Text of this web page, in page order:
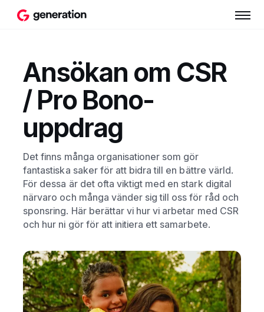
Ansökan om CSR
/ Pro Bono-
uppdrag
Det finns många organisationer som gör
fantastiska saker för att bidra till en bättre värld.
För dessa är det ofta viktigt med en stark digital
närvaro och många vänder sig till oss för råd och
sponsring. Här berättar vi hur vi arbetar med CSR
och hur ni gör för att initiera ett samarbete.